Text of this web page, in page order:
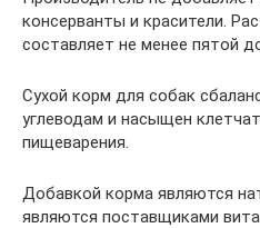
консерванты и красители.
составляет не менее пятой
Сухой корм для собак
углеводам и насыщен
пищеварения.
Добавкой корма являются
являются поставщиками